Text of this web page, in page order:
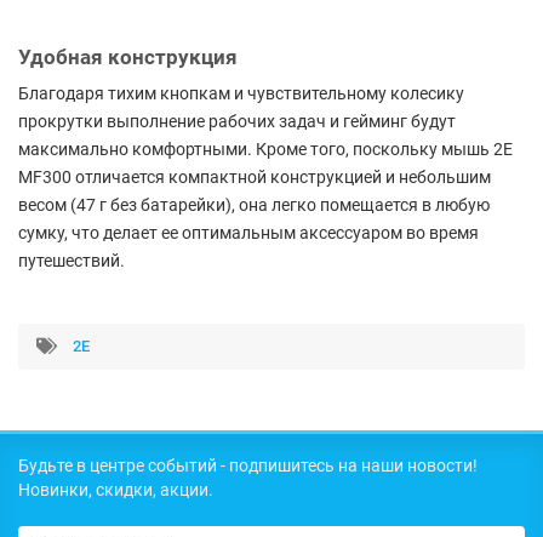
Удобная конструкция
Благодаря тихим кнопкам и чувствительному колесику
прокрутки выполнение рабочих задач и гейминг будут
максимально комфортными. Кроме того, поскольку мышь 2E
MF300 отличается компактной конструкцией и небольшим
весом (47 г без батарейки), она легко помещается в любую
сумку, что делает ее оптимальным аксессуаром во время
путешествий.
2E
Будьте в центре событий - подпишитесь на наши новости!
Новинки, скидки, акции.